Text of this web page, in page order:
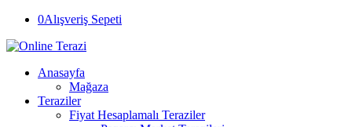
0Alışveriş Sepeti
Anasayfa
Mağaza
Teraziler
Fiyat Hesaplamalı Teraziler